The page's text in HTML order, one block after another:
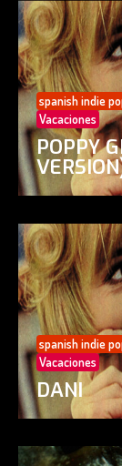
spanish indie
Vacaciones
POPPY
spanish indie
Vacaciones
DANI